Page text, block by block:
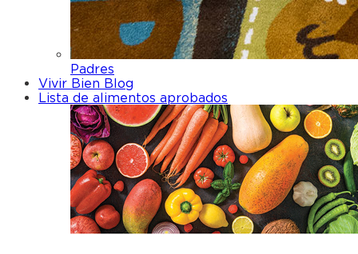
Padres
Vivir Bien Blog
Lista de alimentos aprobados